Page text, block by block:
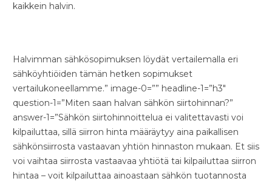
kaikkein halvin.
Halvimman sähkösopimuksen löydät vertailemalla eri
sähköyhtiöiden tämän hetken sopimukset
vertailukoneellamme.” image-0=”” headline-1=”h3″
question-1=”Miten saan halvan sähkön siirtohinnan?”
answer-1=”Sähkön siirtohinnoittelua ei valitettavasti voi
kilpailuttaa, sillä siirron hinta määräytyy aina paikallisen
sähkönsiirrosta vastaavan yhtiön hinnaston mukaan. Et siis
voi vaihtaa siirrosta vastaavaa yhtiötä tai kilpailuttaa siirron
hintaa – voit kilpailuttaa ainoastaan sähkön tuotannosta